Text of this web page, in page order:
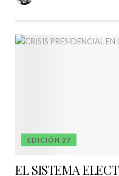
EDICIÓN 27
EL SISTEMA